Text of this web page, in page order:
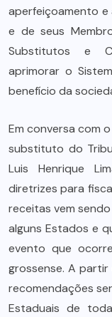
aperfeiçoamento e
e de seus
Substitutos e
aprimorar o
benefício da
Em conversa com o
substituto do
Luis Henrique
diretrizes para
receitas vem
alguns Estados e
evento que
grossense. A
recomendações
Estaduais de